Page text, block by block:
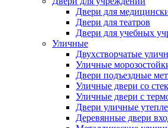
Двери для
Двери для театров
Двери для учебных
Уличные
Двухстворчатые
Уличные
Двери подъездные
Уличные двери со
Уличные двери с
Двери уличные
Деревянные двери